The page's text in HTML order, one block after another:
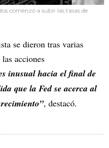
comenzó a subir las tasas de
se dieron tras varias
acciones
inusual hacia el final de
que la Fed se acerca al
, destacó.